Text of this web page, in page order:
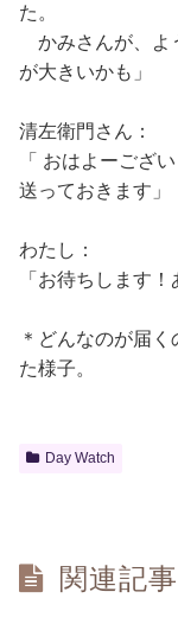
た。
かみさんが、よ
が大きいかも」
清左衛門さん：
「 おはよーござ
送っておきます」
わたし：
「お待ちします
＊どんなのが届
た様子。
Day Watch
関連記事